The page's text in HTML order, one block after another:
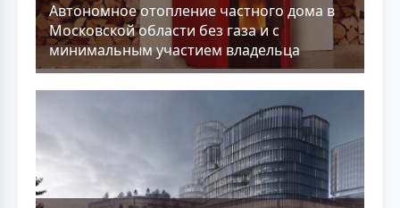
Aвтономное отопление частного дома в
Московской области без газа и с
минимальным участием владельца